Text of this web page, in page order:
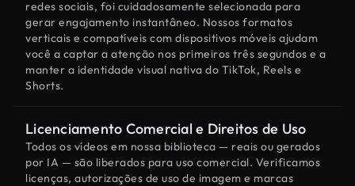
redes sociais, foi cuidadosamente selecionada para
gerar engajamento instantâneo. Nossos formatos
verticais e compatíveis com dispositivos móveis ajudam
você a captar a atenção nos primeiros três segundos e a
manter a identidade visual nativa do TikTok, Reels e
Shorts.
Licenciamento Comercial e Direitos de Uso
Todos os vídeos em nossa biblioteca — reais ou gerados
por IA — são liberados para uso comercial. Verificamos
licenças, autorizações de uso de imagem e marcas